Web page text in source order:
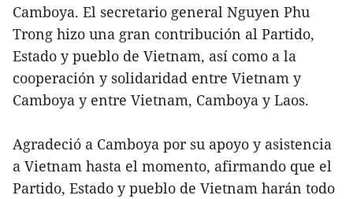
Camboya. El secretario general Nguyen Phu
Trong hizo una gran contribución al Partido,
Estado y pueblo de Vietnam, así como a la
cooperación y solidaridad entre Vietnam y
Camboya y entre Vietnam, Camboya y Laos.
Agradeció a Camboya por su apoyo y asistencia
a Vietnam hasta el momento, afirmando que el
Partido, Estado y pueblo de Vietnam harán todo